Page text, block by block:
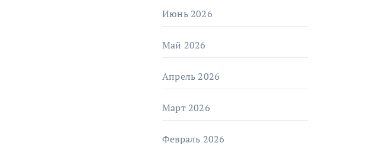
Июнь 2026
Май 2026
Апрель 2026
Март 2026
Февраль 2026